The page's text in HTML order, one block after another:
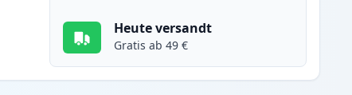
Heute versandt
Gratis ab 49 €